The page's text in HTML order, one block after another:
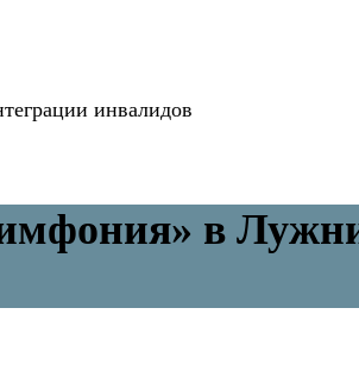
инвалидов
в